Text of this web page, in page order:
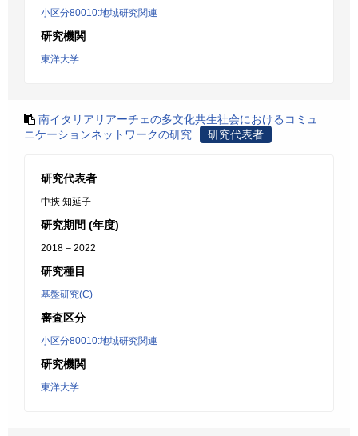
小区分80010:地域研究関連
研究機関
東洋大学
南イタリアリアーチェの多文化共生社会におけるコミュ
ニケーションネットワークの研究
研究代表者
研究代表者
中挾 知延子
研究期間 (年度)
2018 – 2022
研究種目
基盤研究(C)
審査区分
小区分80010:地域研究関連
研究機関
東洋大学